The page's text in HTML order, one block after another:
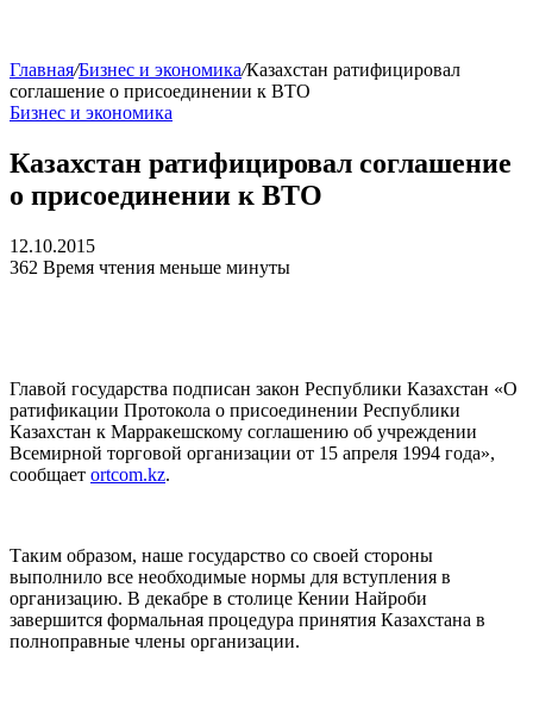
Главная/Бизнес и экономика/Казахстан ратифицировал
соглашение о присоединении к ВТО
Бизнес и экономика
Казахстан ратифицировал соглашение
о присоединении к ВТО
12.10.2015
362 Время чтения меньше минуты
Главой государства подписан закон Республики Казахстан «О
ратификации Протокола о присоединении Республики
Казахстан к Марракешскому соглашению об учреждении
Всемирной торговой организации от 15 апреля 1994 года»,
сообщает ortcom.kz.
Таким образом, наше государство со своей стороны
выполнило все необходимые нормы для вступления в
организацию. В декабре в столице Кении Найроби
завершится формальная процедура принятия Казахстана в
полноправные члены организации.